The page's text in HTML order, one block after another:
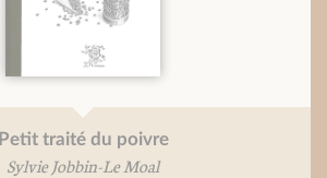
Petit traité du poivre
Sylvie Jobbin-Le Moal